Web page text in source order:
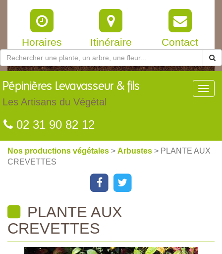
Horaires Itinéraire Contact
Pépinières Levavasseur & fils
Les Artisans du Végétal
02 31 90 82 12
Nos productions végétales > Arbustes > PLANTE AUX
CREVETTES
PLANTE AUX
CREVETTES